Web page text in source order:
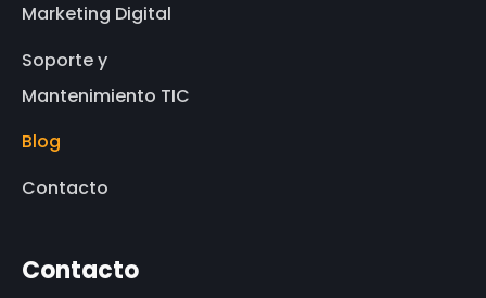
Marketing Digital
Soporte y
Mantenimiento TIC
Blog
Contacto
Contacto